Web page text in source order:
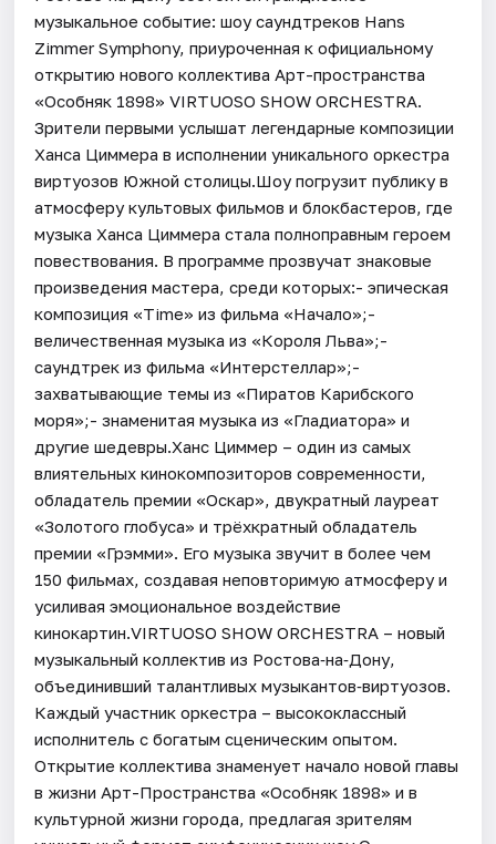
музыкальное событие: шоу саундтреков Hans
Zimmer Symphony, приуроченная к официальному
открытию нового коллектива Арт-пространства
«Особняк 1898» VIRTUOSO SHOW ORCHESTRA.
Зрители первыми услышат легендарные композиции
Ханса Циммера в исполнении уникального оркестра
виртуозов Южной столицы.Шоу погрузит публику в
атмосферу культовых фильмов и блокбастеров, где
музыка Ханса Циммера стала полноправным героем
повествования. В программе прозвучат знаковые
произведения мастера, среди которых:- эпическая
композиция «Time» из фильма «Начало»;-
величественная музыка из «Короля Льва»;-
саундтрек из фильма «Интерстеллар»;-
захватывающие темы из «Пиратов Карибского
моря»;- знаменитая музыка из «Гладиатора» и
другие шедевры.Ханс Циммер – один из самых
влиятельных кинокомпозиторов современности,
обладатель премии «Оскар», двукратный лауреат
«Золотого глобуса» и трёхкратный обладатель
премии «Грэмми». Его музыка звучит в более чем
150 фильмах, создавая неповторимую атмосферу и
усиливая эмоциональное воздействие
кинокартин.VIRTUOSO SHOW ORCHESTRA – новый
музыкальный коллектив из Ростова‑на‑Дону,
объединивший талантливых музыкантов‑виртуозов.
Каждый участник оркестра – высококлассный
исполнитель с богатым сценическим опытом.
Открытие коллектива знаменует начало новой главы
в жизни Арт-Пространства «Особняк 1898» и в
культурной жизни города, предлагая зрителям